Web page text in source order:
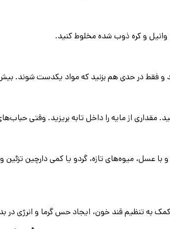
وانیل و کره ذوب شده مخلوط کنید.
و فقط در حدی هم بزنید که مواد یکدست
مقداری از مایه را داخل تابه بریزید. وقتی
با عسل، میوه‌های تازه، گردو یا کمی دارچین تزئین
کمک به تنظیم قند خون، ایجاد حس گرما و انرژی در